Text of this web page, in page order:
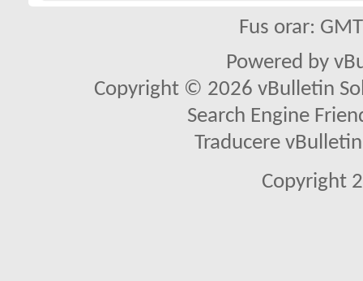
Fus orar:
Powered by
Copyright © 2026 vBulletin
Search Engine
Traducere
Copyright